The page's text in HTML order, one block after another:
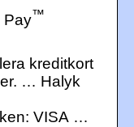
Pay™
kreditkort
… Halyk
VISA …